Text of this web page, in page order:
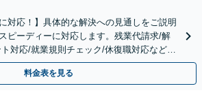
対応！】具体的な解決への見通しをご説明
ピーディーに対応します。残業代請求/解
対応/就業規則チェック/休復職対応など。
料金表を見る